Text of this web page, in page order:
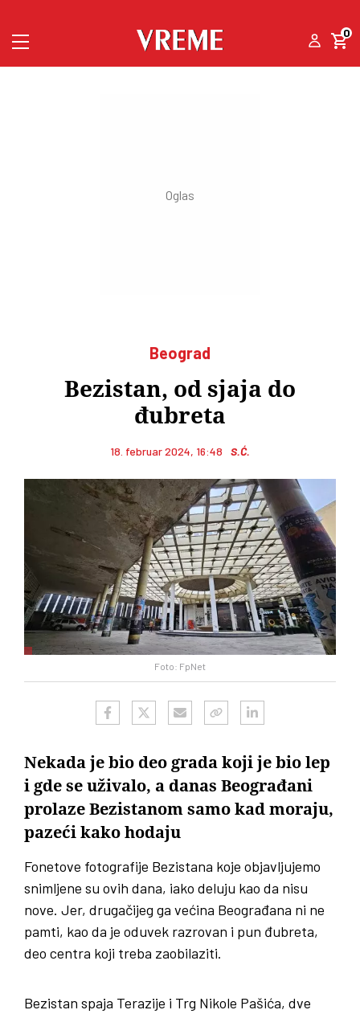
0
Beograd
Bezistan, od sjaja do
đubreta
18. februar 2024, 16:48 S.Ć.
Foto: FpNet
Nekada je bio deo grada koji je bio lep
i gde se uživalo, a danas Beograđani
prolaze Bezistanom samo kad moraju,
pazeći kako hodaju
Fonetove fotografije Bezistana koje objavljujemo
snimljene su ovih dana, iako deluju kao da nisu
nove. Jer, drugačijeg ga većina Beograđana ni ne
pamti, kao da je oduvek razrovan i pun đubreta,
deo centra koji treba zaobilaziti.
Bezistan spaja Terazije i Trg Nikole Pašića, dve